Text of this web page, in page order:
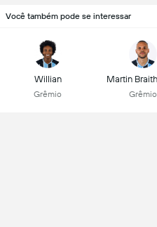
Você também pode se interessar
Willian
Grêmio
Martin
Grêmio